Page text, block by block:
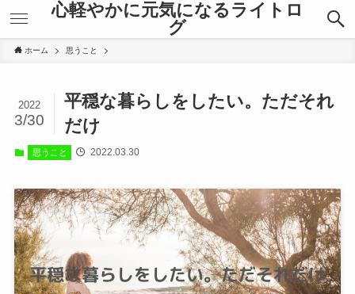
心軽やかに元気になるライトロ
グ
ホーム 思うこと
平穏な暮らしをしたい。ただそれ
だけ
2022
3/30
思うこと 2022.03.30